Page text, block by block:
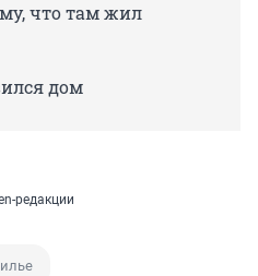
что там жил
дом
редакции